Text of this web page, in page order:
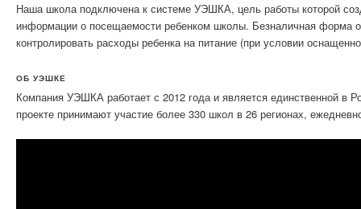
Наша школа подключена к системе УЭШКА, цель работы которой
информации о посещаемости ребенком школы. Безналичная форма
контролировать расходы ребенка на питание (при условии
ОБ УЭШКЕ
Компания УЭШКА работает с 2012 года и является единственной в
проекте принимают участие более 330 школ в 26 регионах,